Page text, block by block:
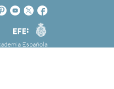
Facebook
Twitter
Youtube
Agencia
EFE
Española